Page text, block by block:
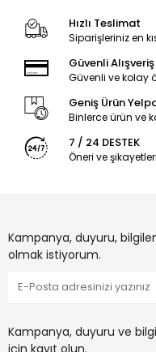
Hızlı Teslimat
Siparişleriniz en
Güvenli Alışveriş
Güvenli ve kolay
Geniş Ürün
Binlerce ürün ve
7 / 24 DESTEK
Öneri ve
Kampanya, duyuru,
olmak istiyorum.
Kampanya, duyuru ve
için kayıt olun.